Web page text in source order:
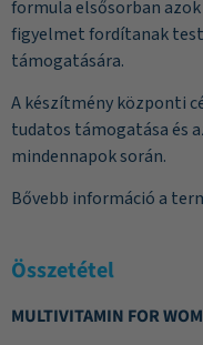
formula elsősorban
figyelmet fordítanak
támogatására.
A készítmény központi
tudatos támogatása és
mindennapok során.
Bővebb információ a
Összetétel
MULTIVITAMIN FOR